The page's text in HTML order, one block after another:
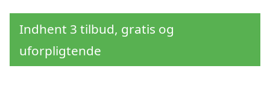
Indhent 3 tilbud, gratis og
uforpligtende